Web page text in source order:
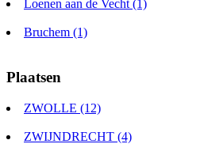
Loenen aan de Vecht (1)
Bruchem (1)
Plaatsen
ZWOLLE (12)
ZWIJNDRECHT (4)